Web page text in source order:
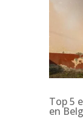
Top 5
en